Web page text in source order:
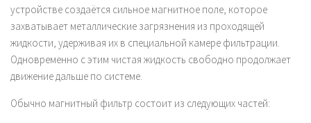
устройстве создаётся сильное магнитное поле, которое
захватывает металлические загрязнения из проходящей
жидкости, удерживая их в специальной камере фильтрации.
Одновременно с этим чистая жидкость свободно продолжает
движение дальше по системе.
Обычно магнитный фильтр состоит из следующих частей: